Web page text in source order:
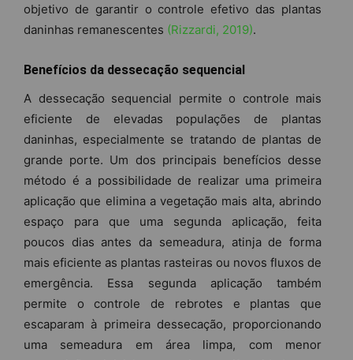
objetivo de garantir o controle efetivo das plantas
daninhas remanescentes (Rizzardi, 2019).
Benefícios da dessecação sequencial
A dessecação sequencial permite o controle mais
eficiente de elevadas populações de plantas
daninhas, especialmente se tratando de plantas de
grande porte. Um dos principais benefícios desse
método é a possibilidade de realizar uma primeira
aplicação que elimina a vegetação mais alta, abrindo
espaço para que uma segunda aplicação, feita
poucos dias antes da semeadura, atinja de forma
mais eficiente as plantas rasteiras ou novos fluxos de
emergência. Essa segunda aplicação também
permite o controle de rebrotes e plantas que
escaparam à primeira dessecação, proporcionando
uma semeadura em área limpa, com menor